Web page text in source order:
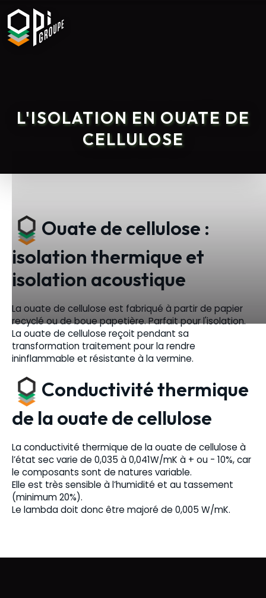
L'ISOLATION EN OUATE DE
CELLULOSE
Ouate de cellulose :
isolation thermique et
isolation acoustique
La ouate de cellulose est fabriqué à partir de papier
recyclé ou de boue papetière. Parfait pour l'isolation.
La ouate de cellulose reçoit pendant sa
transformation traitement pour la rendre
ininflammable et résistante à la vermine.
Conductivité thermique
de la ouate de cellulose
La conductivité thermique de la ouate de cellulose à
l’état sec varie de 0,035 à 0,041W/mK à + ou - 10%, car
le composants sont de natures variable.
Elle est très sensible à l’humidité et au tassement
(minimum 20%).
Le lambda doit donc être majoré de 0,005 W/mK.